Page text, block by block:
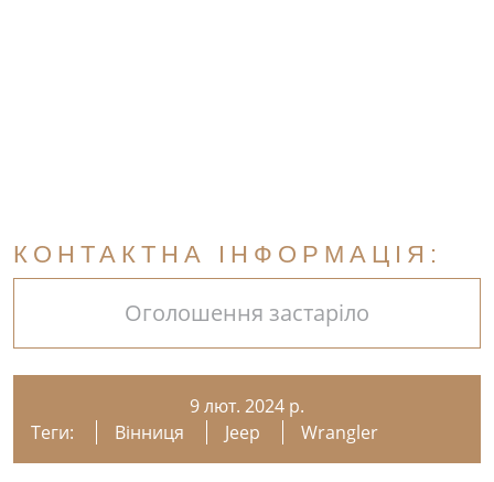
КОНТАКТНА ІНФОРМАЦІЯ:
Оголошення застаріло
9 лют. 2024 р.
Теги:
Вінниця Jeep Wrangler